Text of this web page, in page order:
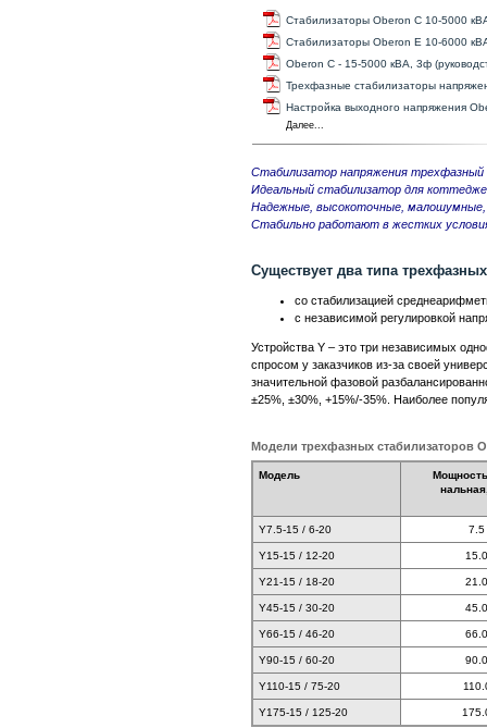
Стабилизаторы Oberon C 10-5000
Стабилизаторы Oberon E 10-6000
Oberon C - 15-5000 кВА, 3ф
Трехфазные стабилизаторы
Настройка выходного напряжения
Далее...
Стабилизатор напряжения трехфазный
Идеальный стабилизатор для
Надежные, высокоточные, малошумные,
Стабильно работают в жестких
Существует два типа
со стабилизацией
с независимой регулировкой
Устройства Y – это три независимых
спросом у заказчиков из-за своей
значительной фазовой
±25%, ±30%, +15%/-35%. Наиболее
Модели трехфазных стабилизаторов
Модель
Y7.5-15 / 6-20 7.5
Y15-15 / 12-20
Y21-15 / 18-20
Y45-15 / 30-20
Y66-15 / 46-20
Y90-15 / 60-20
Y110-15 / 75-20
Y175-15 / 125-20